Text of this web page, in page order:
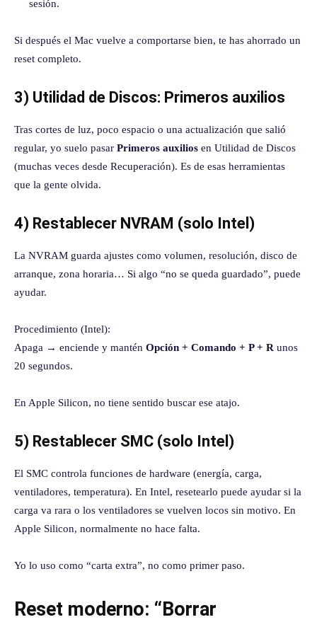
sesión.
Si después el Mac vuelve a comportarse bien, te has ahorrado un
reset completo.
3) Utilidad de Discos: Primeros auxilios
Tras cortes de luz, poco espacio o una actualización que salió
regular, yo suelo pasar Primeros auxilios en Utilidad de Discos
(muchas veces desde Recuperación). Es de esas herramientas
que la gente olvida.
4) Restablecer NVRAM (solo Intel)
La NVRAM guarda ajustes como volumen, resolución, disco de
arranque, zona horaria… Si algo “no se queda guardado”, puede
ayudar.
Procedimiento (Intel):
Apaga → enciende y mantén Opción + Comando + P + R unos
20 segundos.
En Apple Silicon, no tiene sentido buscar ese atajo.
5) Restablecer SMC (solo Intel)
El SMC controla funciones de hardware (energía, carga,
ventiladores, temperatura). En Intel, resetearlo puede ayudar si la
carga va rara o los ventiladores se vuelven locos sin motivo. En
Apple Silicon, normalmente no hace falta.
Yo lo uso como “carta extra”, no como primer paso.
Reset moderno: “Borrar